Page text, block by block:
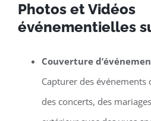
Photos et Vidéos
événementielles
Couverture
Capturer des événements
des concerts, des